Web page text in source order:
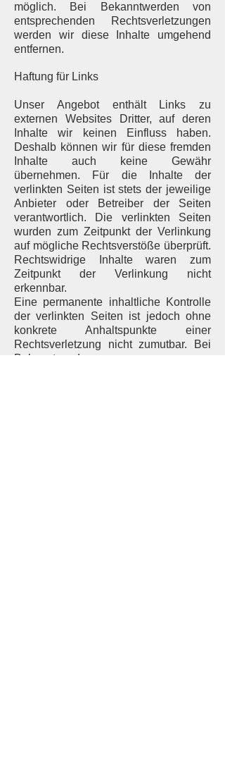
möglich. Bei Bekanntwerden von
entsprechenden Rechtsverletzungen
werden wir diese Inhalte umgehend
entfernen.
Haftung für Links
Unser Angebot enthält Links zu
externen Websites Dritter, auf deren
Inhalte wir keinen Einfluss haben.
Deshalb können wir für diese fremden
Inhalte auch keine Gewähr
übernehmen. Für die Inhalte der
verlinkten Seiten ist stets der jeweilige
Anbieter oder Betreiber der Seiten
verantwortlich. Die verlinkten Seiten
wurden zum Zeitpunkt der Verlinkung
auf mögliche Rechtsverstöße überprüft.
Rechtswidrige Inhalte waren zum
Zeitpunkt der Verlinkung nicht
erkennbar.
Eine permanente inhaltliche Kontrolle
der verlinkten Seiten ist jedoch ohne
konkrete Anhaltspunkte einer
Rechtsverletzung nicht zumutbar. Bei
Bekanntwerden von